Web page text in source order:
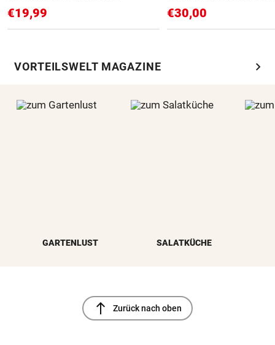
€19,99 €30,00
VORTEILSWELT MAGAZINE chevron_right
GARTENLUST SALATKÜCHE
north Zurück nach oben